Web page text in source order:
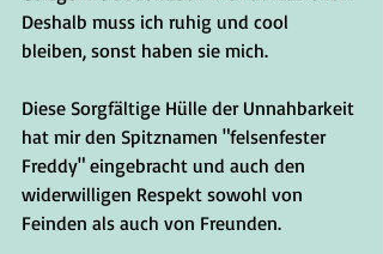
Deshalb muss ich ruhig und cool
bleiben, sonst haben sie mich.
Diese Sorgfältige Hülle der Unnahbarkeit
hat mir den Spitznamen "felsenfester
Freddy" eingebracht und auch den
widerwilligen Respekt sowohl von
Feinden als auch von Freunden.